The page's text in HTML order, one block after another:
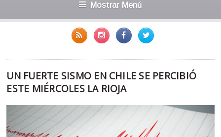
Mostrar Menú
UN FUERTE SISMO EN CHILE SE PERCIBIÓ
ESTE MIÉRCOLES LA RIOJA